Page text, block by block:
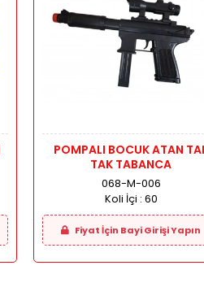
POMPALI BOCUK ATAN
TAK TABANCA
068-M-006
Koli İçi : 60
Fiyat İçin Bayi Girişi Yapın